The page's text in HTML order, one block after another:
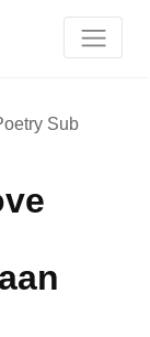
Sub